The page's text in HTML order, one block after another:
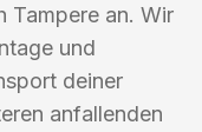
Tampere an. Wir
und
deiner
anfallenden